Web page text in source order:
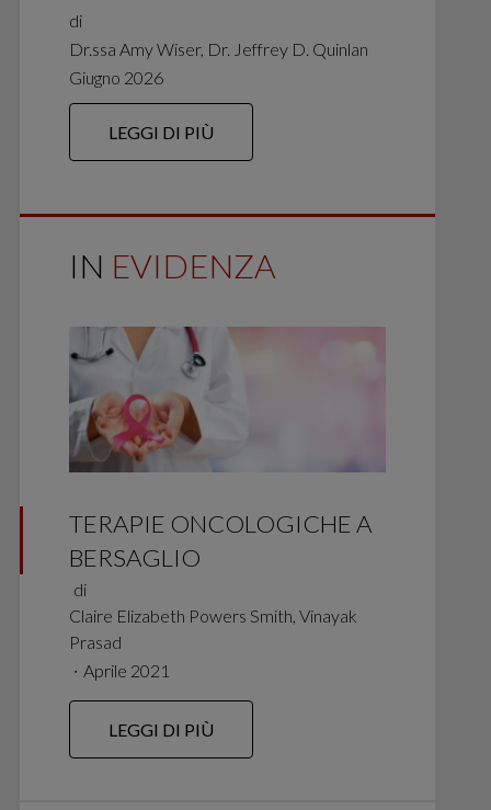
di
Dr.ssa Amy Wiser, Dr. Jeffrey D. Quinlan
Giugno 2026
LEGGI DI PIÙ
IN EVIDENZA
TERAPIE ONCOLOGICHE A
BERSAGLIO
di
Claire Elizabeth Powers Smith, Vinayak
Prasad
∙ Aprile 2021
LEGGI DI PIÙ